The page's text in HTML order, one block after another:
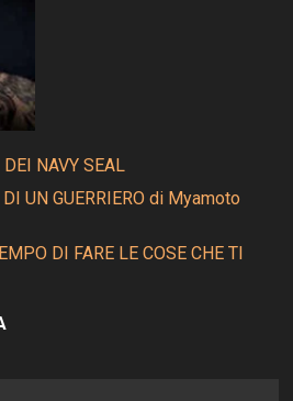
NAVY SEAL
UN GUERRIERO di Myamoto
DI FARE LE COSE CHE TI